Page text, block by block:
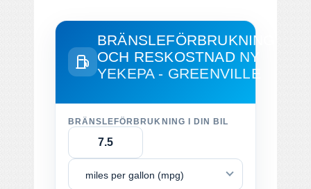
BRÄNSLEFÖRBRUKNING
OCH RESKOSTNAD NY
YEKEPA - GREENVILLE
BRÄNSLEFÖRBRUKNING I DIN BIL
miles per gallon (mpg)